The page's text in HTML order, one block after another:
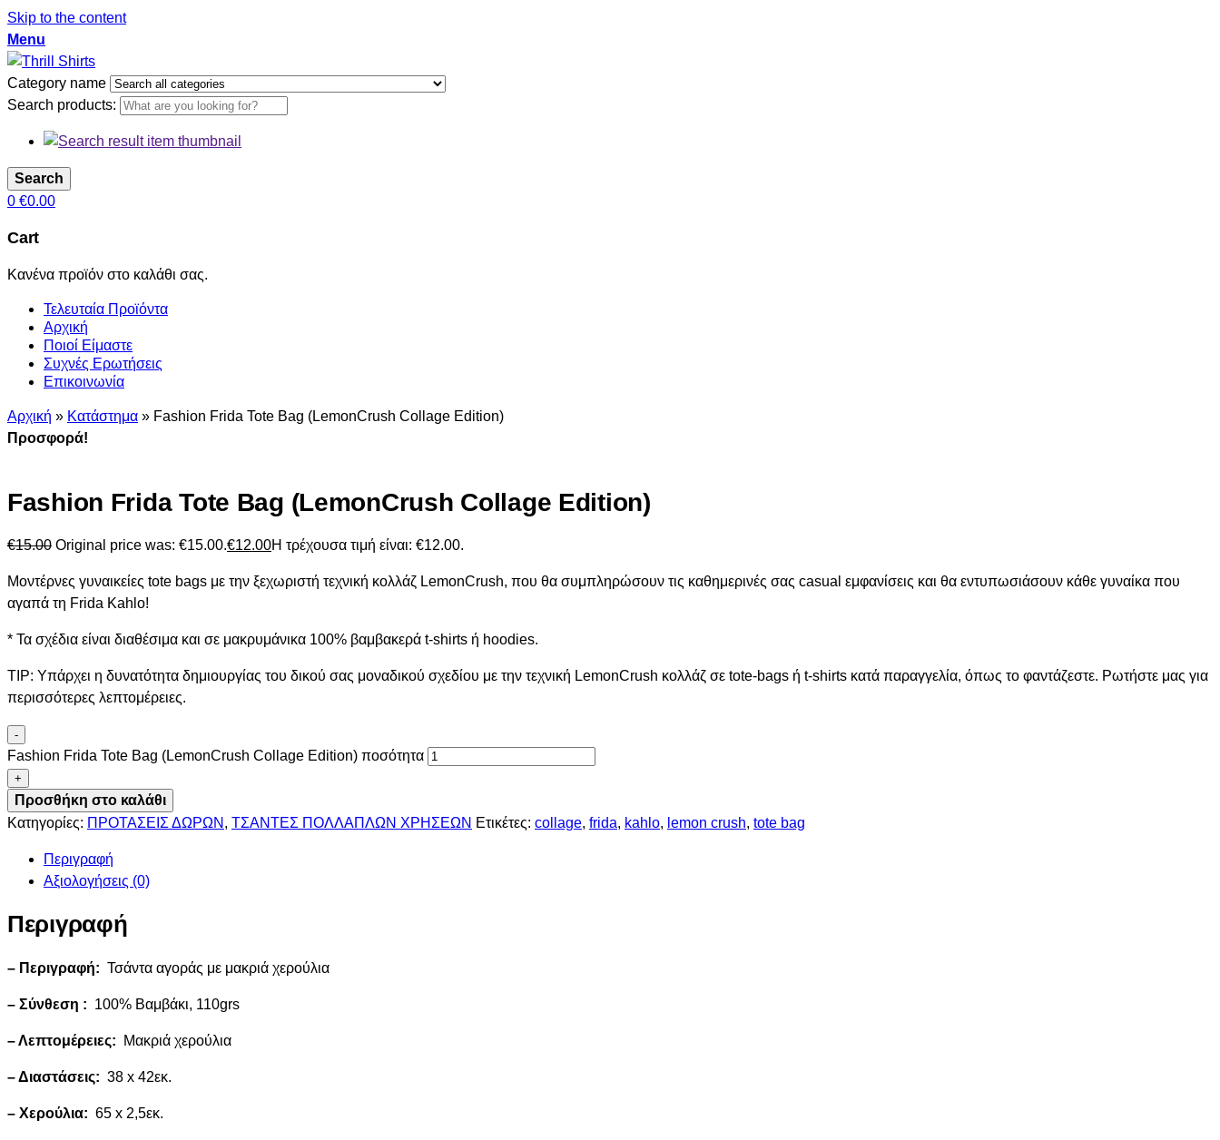
Skip to the content
Menu
Category name
Search products:
Search
0 €0.00
Cart
Κανένα προϊόν στο καλάθι σας.
Τελευταία Προϊόντα
Αρχική
Ποιοί Είμαστε
Συχνές Ερωτήσεις
Επικοινωνία
Αρχική » Κατάστημα » Fashion Frida Tote Bag (LemonCrush Collage Edition)
Προσφορά!
Fashion Frida Tote Bag (LemonCrush Collage Edition)
€15.00 Original price was: €15.00.€12.00Η τρέχουσα τιμή είναι: €12.00.
Μοντέρνες γυναικείες tote bags με την ξεχωριστή τεχνική κολλάζ LemonCrush, που θα συμπληρώσουν τις καθημερινές σας casual εμφανίσεις και θα εντυπωσιάσουν κάθε γυναίκα που
αγαπά τη Frida Kahlo!
* Τα σχέδια είναι διαθέσιμα και σε μακρυμάνικα 100% βαμβακερά t-shirts ή hoodies.
TIP: Υπάρχει η δυνατότητα δημιουργίας του δικού σας μοναδικού σχεδίου με την τεχνική LemonCrush κολλάζ σε tote-bags ή t-shirts κατά παραγγελία, όπως το φαντάζεστε. Ρωτήστε μας για
περισσότερες λεπτομέρειες.
-
Fashion Frida Tote Bag (LemonCrush Collage Edition) ποσότητα
+
Προσθήκη στο καλάθι
Κατηγορίες: ΠΡΟΤΑΣΕΙΣ ΔΩΡΩΝ , ΤΣΑΝΤΕΣ ΠΟΛΛΑΠΛΩΝ ΧΡΗΣΕΩΝ Ετικέτες: collage, frida, kahlo, lemon crush, tote bag
Περιγραφή
Αξιολογήσεις (0)
Περιγραφή
– Περιγραφή: Τσάντα αγοράς με μακριά χερούλια
– Σύνθεση : 100% Βαμβάκι, 110grs
– Λεπτομέρειες: Μακριά χερούλια
– Διαστάσεις: 38 x 42εκ.
– Χερούλια: 65 x 2,5εκ.